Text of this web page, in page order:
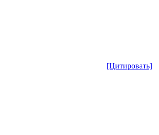
[Цитировать]